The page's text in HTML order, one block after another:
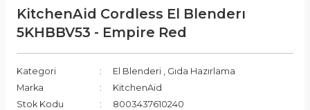
KitchenAid Cordless El Blenderı
5KHBBV53 - Empire Red
Kategori El Blenderi , Gıda Hazırlama
Marka
KitchenAid
Stok Kodu
8003437610240